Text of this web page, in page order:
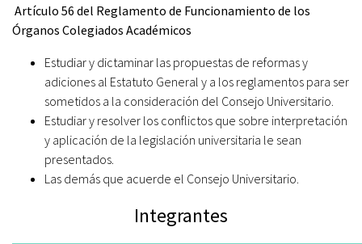
Artículo 56 del Reglamento de Funcionamiento de los
Órganos Colegiados Académicos
Estudiar y dictaminar las propuestas de reformas y
adiciones al Estatuto General y a los reglamentos para ser
sometidos a la consideración del Consejo Universitario.
Estudiar y resolver los conflictos que sobre interpretación
y aplicación de la legislación universitaria le sean
presentados.
Las demás que acuerde el Consejo Universitario.
Integrantes